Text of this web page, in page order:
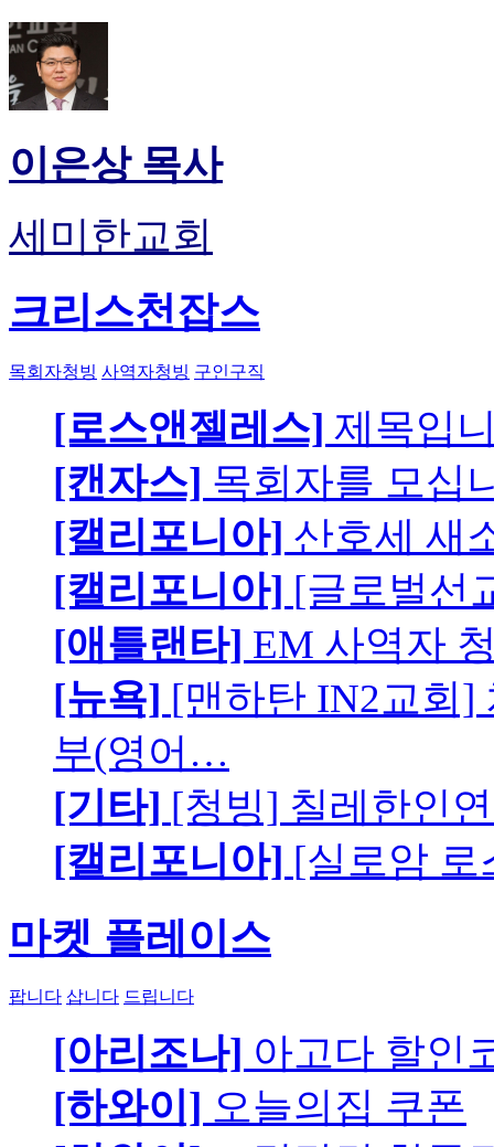
이은상 목사
세미한교회
크리스천잡스
목회자청빙 사역자청빙 구인구직
[로스앤젤레스] 제목입
[캔자스] 목회자를 모십
[캘리포니아] 산호세 새
[캘리포니아] [글로벌선
[애틀랜타] EM 사역자
[뉴욕] [맨하탄 IN2교회]
부(영어…
[기타] [청빙] 칠레한인
[캘리포니아] [실로암 로
마켓 플레이스
팝니다 삽니다 드립니다
[아리조나] 아고다 할인
[하와이] 오늘의집 쿠폰